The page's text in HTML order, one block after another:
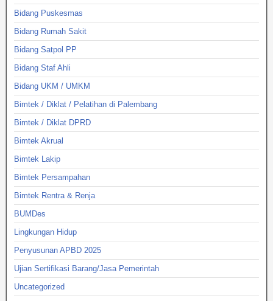
Bidang Puskesmas
Bidang Rumah Sakit
Bidang Satpol PP
Bidang Staf Ahli
Bidang UKM / UMKM
Bimtek / Diklat / Pelatihan di Palembang
Bimtek / Diklat DPRD
Bimtek Akrual
Bimtek Lakip
Bimtek Persampahan
Bimtek Rentra & Renja
BUMDes
Lingkungan Hidup
Penyusunan APBD 2025
Ujian Sertifikasi Barang/Jasa Pemerintah
Uncategorized